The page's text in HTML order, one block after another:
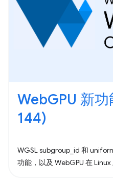
WebGPU 新
144)
WGSL subgroup_id 和
功能，以及 WebGPU 在 Linux